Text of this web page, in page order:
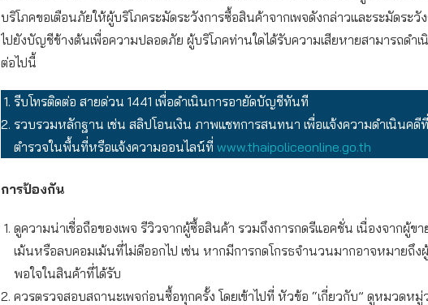
บริโภคขอเตือนภัยให้ผู้บริโภคระมัดระวังการซื้อสินค้าจากเพจดังกล่าวและระมัดระวั
ไปยังบัญชีข้างต้นเพื่อความปลอดภัย ผู้บริโภคท่านใดได้รับความเสียหายสามารถดำเ
ต่อไปนี้
รีบโทรติดต่อ สายด่วน 1441 เพื่อดำเนินการอายัดบัญชีทันที
รวบรวมหลักฐาน เช่น สลิปโอนเงิน ภาพแชทการสนทนา เพื่อแจ้งความดำเนินคดี
ตำรวจในพื้นที่หรือแจ้งความออนไลน์ที่ www.thaipoliceonline.go.th
การป้องกัน
ดูความน่าเชื่อถือของเพจ รีวิวจากผู้ซื้อสินค้า รวมถึงการกดรีแอคชั่น เนื่องจากผู้ข
เม้นหรือลบคอมเม้นที่ไม่ดีออกไป เช่น หากมีการกดโกรธจำนวนมากอาจหมายถึง
พอใจในสินค้าที่ได้รับ
ควรตรวจสอบสถานะเพจก่อนซื้อทุกครั้ง โดยเข้าไปที่ หัวข้อ “เกี่ยวกับ” ดูหมวดหมู่